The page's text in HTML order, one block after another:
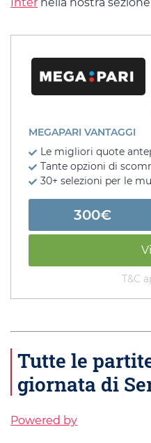
MEGAPARI VANTAGGI
Le migliori quote
Tante opzioni di
30+ selezioni per le
300€
T&C
Tutte le
giornata di
Powered by